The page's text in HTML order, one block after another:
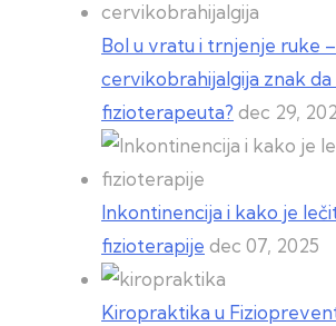
Bol u vratu i trnjenje ruke
cervikobrahijalgija znak
fizioterapeuta? dec 29,
Inkontinencija i kako je
fizioterapije dec 07, 2025
Kiropraktika u